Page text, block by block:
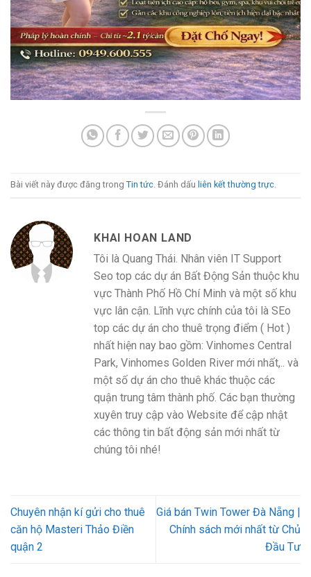
Bài viết này được đăng trong Tin tức. Đánh dấu liên kết thường trực.
KHAI HOAN LAND
Tôi là Quang Thái. Nhân viên IT Support
Seo top các dự án Bất Động Sản thuộc khu
vực Thành Phố Hồ Chí Minh và một số khu
vực lân cận. Lĩnh vực chính của tôi là SEo
top các dự án cho thuê trọng điểm ( Hot )
nhất hiện nay bao gồm: Vinhomes Central
Park, Vinhomes Golden River mới nhất,.. và
một số dự án cho thuê khác thuộc các
quận trung tâm thành phố. Các bạn thường
xuyên truy cập vào Website để cập nhật
các thông tin bất động sản mới nhất từ
chúng tôi nhé!
Chuyên nhận kí gửi cho thuê
căn hộ Masteri Thảo Điền
quận 2
Giá bán Twin Tower Đà Nẵng |
Chính sách mới nhất từ Chủ
Đầu Tư